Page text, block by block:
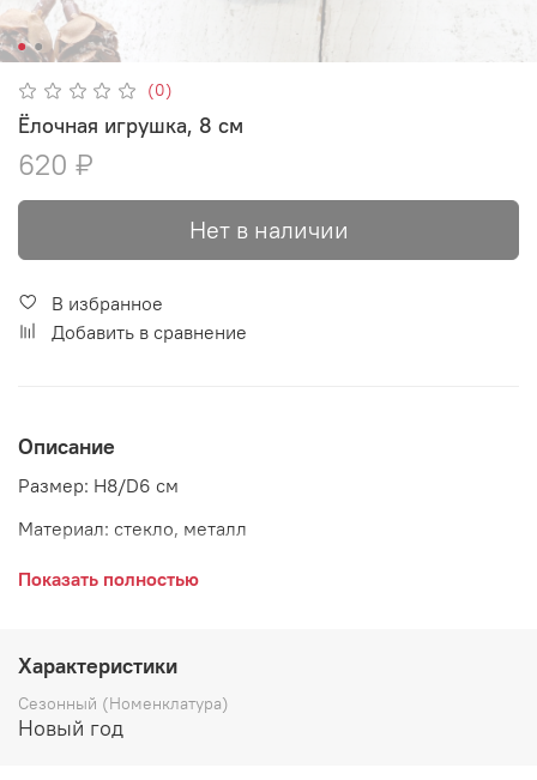
(0)
Ёлочная игрушка, 8 см
620 ₽
Нет в наличии
В избранное
Добавить в сравнение
Описание
Размер: H8/D6 см
Материал: стекло, металл
Страна: Дания
Показать полностью
Характеристики
Сезонный (Номенклатура)
Новый год